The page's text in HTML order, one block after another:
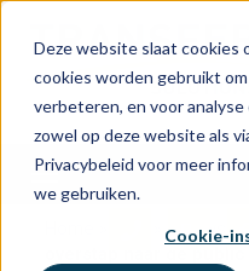
Deze website slaat cookies
cookies worden gebruikt
verbeteren, en voor analyse
zowel op deze website als
Privacybeleid voor meer
we gebruiken.
Cookie-
Toggle
navigation
»Nieuws »